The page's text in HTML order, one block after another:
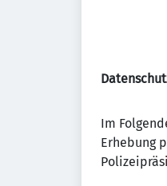
Im
Erhebung